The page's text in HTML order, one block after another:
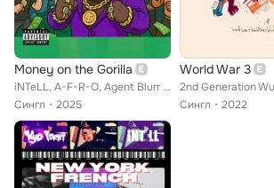
Money on the Gorilla
iNTeLL, A-F-R-O, Agent Blurr feat. DruGunn$, Seemore Bluntz, Cl3ctic, EL Primero Eski, Paul Marz, Monk.E, Rico Blox
Сингл
2025
World War 3
Сингл
2022